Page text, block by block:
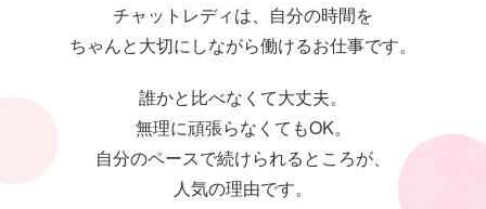
チャットレディは、自分の時間を
ちゃんと大切にしながら働けるお仕事です。
誰かと比べなくて大丈夫。
無理に頑張らなくてもOK。
自分のペースで続けられるところが、
人気の理由です。